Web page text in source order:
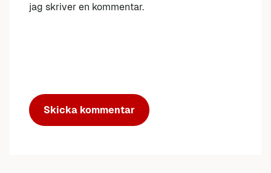
jag skriver en kommentar.